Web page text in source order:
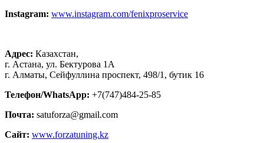
Instagram: www.instagram.com/fenixproservice
Адрес: Казахстан,
г. Астана, ул. Бектурова 1А
г. Алматы, Сейфуллина проспект, 498/1, бутик 16
Телефон/WhatsApp: +7(747)484-25-85
Почта: satuforza@gmail.com
Сайт: www.forzatuning.kz